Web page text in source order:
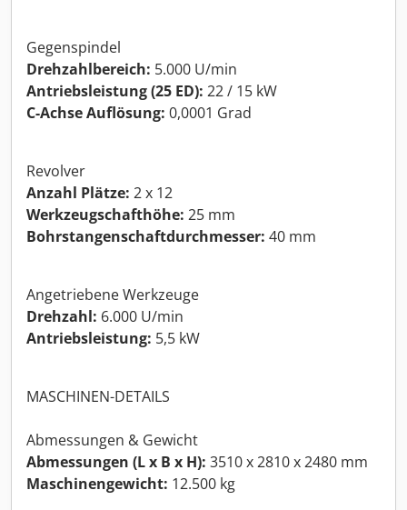
Gegenspindel
Drehzahlbereich: 5.000 U/min
Antriebsleistung (25 ED): 22 / 15 kW
C-Achse Auflösung: 0,0001 Grad
Revolver
Anzahl Plätze: 2 x 12
Werkzeugschafthöhe: 25 mm
Bohrstangenschaftdurchmesser: 40 mm
Angetriebene Werkzeuge
Drehzahl: 6.000 U/min
Antriebsleistung: 5,5 kW
MASCHINEN-DETAILS
Abmessungen & Gewicht
Abmessungen (L x B x H): 3510 x 2810 x 2480 mm
Maschinengewicht: 12.500 kg